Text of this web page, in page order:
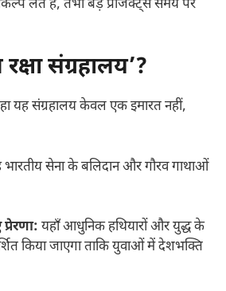
लेते हैं, तभी बड़े प्रोजेक्ट्स समय पर
संग्रहालय’?
यह संग्रहालय केवल एक इमारत नहीं,
भारतीय सेना के बलिदान और गौरव गाथाओं
यहाँ आधुनिक हथियारों और युद्ध के
किया जाएगा ताकि युवाओं में देशभक्ति